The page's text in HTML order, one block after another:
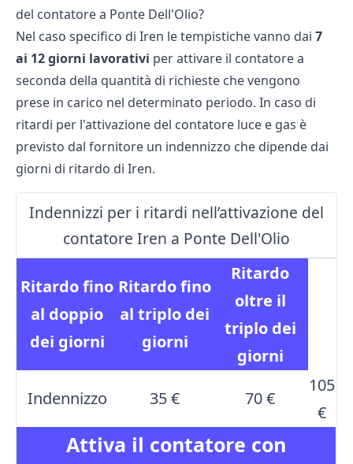
del contatore a Ponte Dell'Olio?
Nel caso specifico di Iren le tempistiche vanno dai 7
ai 12 giorni lavorativi per attivare il contatore a
seconda della quantità di richieste che vengono
prese in carico nel determinato periodo. In caso di
ritardi per l'attivazione del contatore luce e gas è
previsto dal fornitore un indennizzo che dipende dai
giorni di ritardo di Iren.
Indennizzi per i ritardi nell’attivazione del
contatore Iren a Ponte Dell'Olio
Attiva il contatore con
Ritardo fino
al doppio
dei giorni
Ritardo fino
al triplo dei
giorni
Ritardo
oltre il
triplodei
giorni
Indennizzo
35 € 70 €
105
€